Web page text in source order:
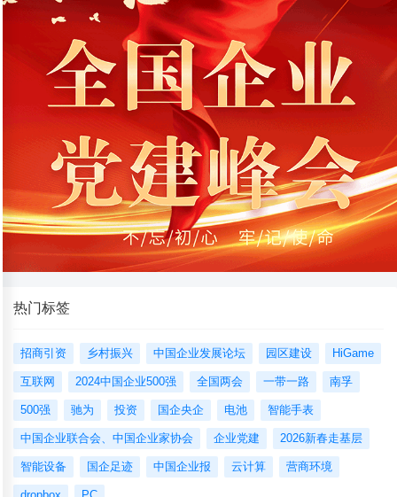
热门标签
招商引资 乡村振兴 中国企业发展论坛 园区建设 HiGame
互联网 2024中国企业500强 全国两会 一带一路 南孚
500强 驰为 投资 国企央企 电池 智能手表
中国企业联合会、中国企业家协会 企业党建 2026新春走基层
智能设备 国企足迹 中国企业报 云计算 营商环境